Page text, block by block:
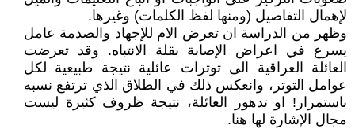
لإهمال التفاصيل (ومنها لفظ الكلمات) وغيرها.
وظهر من الدراسة ان تعرض الام للإجهاد والصدمة عامل
يسرع في اعراض الإصابة بقلة الانتباه. وقد تعرضت
العائلة العراقية الى توترات عائلية نتيجة طبيعية لكل
عوامل التوتر، وانعكس ذلك في الطلاق الذي ترتفع نسبه
باستمرار! او تدهور العائلة، نتيجة ظروف كثيرة ليست
مجال الإشارة لها هنا.